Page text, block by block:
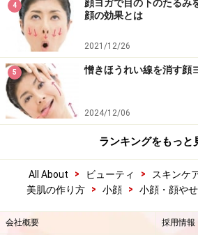
4
顔ヨガで目の下のたるみ
顔の効果とは
2021/12/26
5 憎きほうれい線を消す顔
2024/12/06
ランキングをもっと
All About > ビューティ > スキンケ
美肌の作り方
> 小顔 > 小顔・顔や
会社概要 採用情報